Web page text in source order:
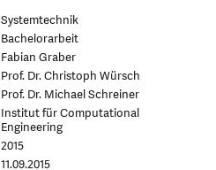
Systemtechnik
Bachelorarbeit
Fabian Graber
Prof. Dr. Christoph Würsch
Prof. Dr. Michael Schreiner
Institut für Computational
Engineering
2015
11.09.2015